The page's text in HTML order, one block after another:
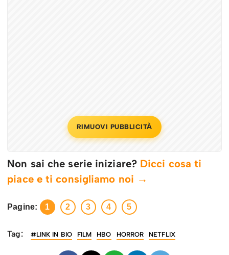
RIMUOVI PUBBLICITÀ
Non sai che serie iniziare? Dicci cosa ti
piace e ti consigliamo noi →
Pagine: 1 2 3 4 5
Tag: #LINK IN BIO FILM HBO HORROR NETFLIX